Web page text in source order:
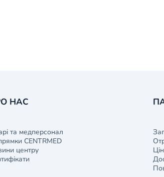
НАС
та медперсонал
CENTRMED
центру